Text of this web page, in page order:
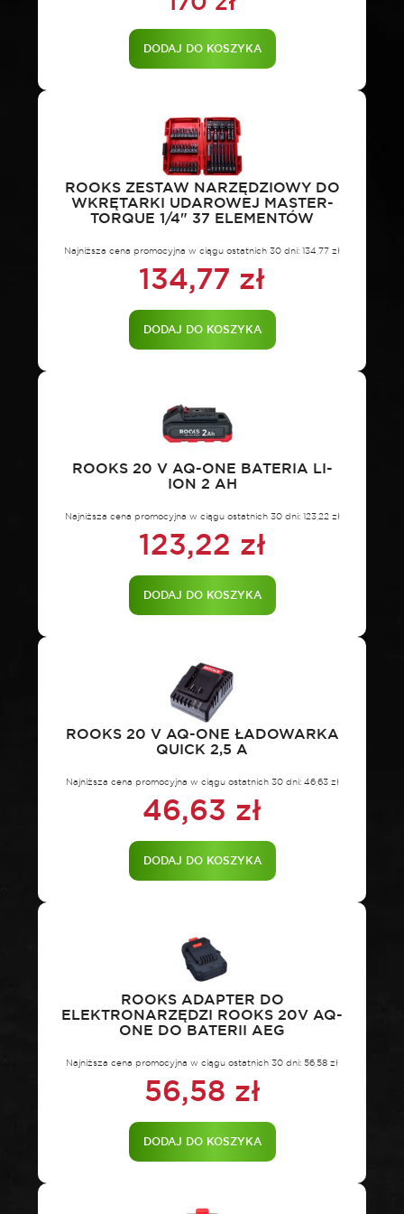
Pierwotna
cena
187,96 zł.
Aktualna
cena
170 zł.
DODAJ DO KOSZYKA
ROOKS ZESTAW NARZĘDZIOWY DO
WKRĘTARKI UDAROWEJ MASTER-
TORQUE 1/4" 37 ELEMENTÓW
Najniższa cena promocyjna w ciągu ostatnich 30 dni: 134,77 zł
134,77 zł
DODAJ DO KOSZYKA
ROOKS 20 V AQ-ONE BATERIA LI-
ION 2 AH
Najniższa cena promocyjna w ciągu ostatnich 30 dni: 123,22 zł
123,22 zł
DODAJ DO KOSZYKA
ROOKS 20 V AQ-ONE ŁADOWARKA
QUICK 2,5 A
Najniższa cena promocyjna w ciągu ostatnich 30 dni: 46,63 zł
46,63 zł
DODAJ DO KOSZYKA
ROOKS ADAPTER DO
ELEKTRONARZĘDZI ROOKS 20V AQ-
ONE DO BATERII AEG
Najniższa cena promocyjna w ciągu ostatnich 30 dni: 56,58 zł
56,58 zł
DODAJ DO KOSZYKA